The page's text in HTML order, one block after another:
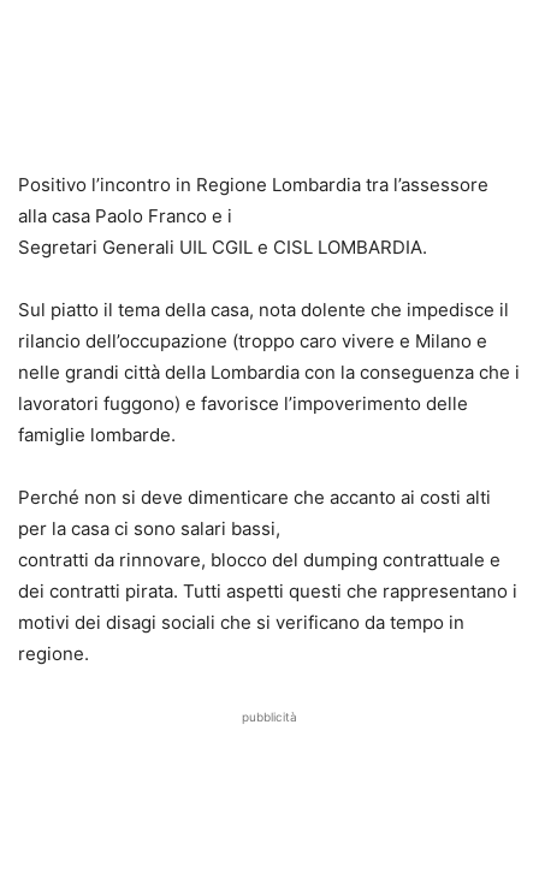
Positivo l’incontro in Regione Lombardia tra l’assessore
alla casa Paolo Franco e i
Segretari Generali UIL CGIL e CISL LOMBARDIA.
Sul piatto il tema della casa, nota dolente che impedisce il
rilancio dell’occupazione (troppo caro vivere e Milano e
nelle grandi città della Lombardia con la conseguenza che i
lavoratori fuggono) e favorisce l’impoverimento delle
famiglie lombarde.
Perché non si deve dimenticare che accanto ai costi alti
per la casa ci sono salari bassi,
contratti da rinnovare, blocco del dumping contrattuale e
dei contratti pirata. Tutti aspetti questi che rappresentano i
motivi dei disagi sociali che si verificano da tempo in
regione.
pubblicità